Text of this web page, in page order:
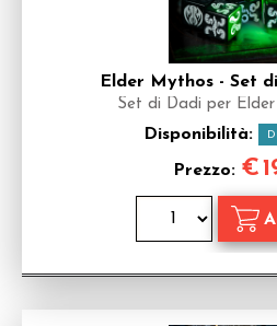
Elder Mythos - Set
Set di Dadi per Elder
Disponibilità:
Prezzo: €